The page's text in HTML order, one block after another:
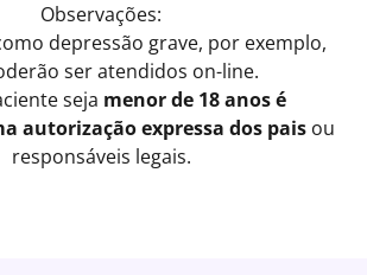
Observações:
depressão grave, por exemplo,
ser atendidos on-line.
seja menor de 18 anos é
autorização expressa dos paisou
responsáveis legais.